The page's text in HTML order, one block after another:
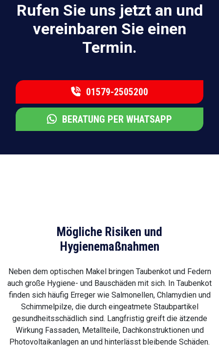
Rufen Sie uns jetzt an und
vereinbaren Sie einen
Termin.
01579-2505200
BERATUNG PER WHATSAPP
Mögliche Risiken und
Hygienemaßnahmen
Neben dem optischen Makel bringen Taubenkot und Federn
auch große Hygiene- und Bauschäden mit sich. In Taubenkot
finden sich häufig Erreger wie Salmonellen, Chlamydien und
Schimmelpilze, die durch eingeatmete Staubpartikel
gesundheitsschädlich sind. Langfristig greift die ätzende
Wirkung Fassaden, Metallteile, Dachkonstruktionen und
Photovoltaikanlagen an und hinterlässt bleibende Schäden.